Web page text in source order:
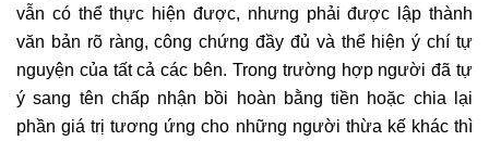
vẫn có thể thực hiện được, nhưng phải được lập thành
văn bản rõ ràng, công chứng đầy đủ và thể hiện ý chí tự
nguyện của tất cả các bên. Trong trường hợp người đã tự
ý sang tên chấp nhận bồi hoàn bằng tiền hoặc chia lại
phần giá trị tương ứng cho những người thừa kế khác thì